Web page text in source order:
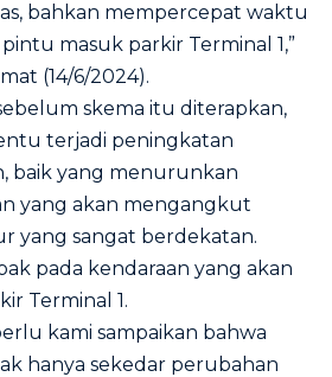
bahkan mempercepat waktu
masuk parkir Terminal 1,”
(14/6/2024).
skema itu diterapkan,
terjadi peningkatan
baik yang menurunkan
yang akan mengangkut
yang sangat berdekatan.
pada kendaraan yang akan
Terminal 1.
kami sampaikan bahwa
hanya sekedar perubahan